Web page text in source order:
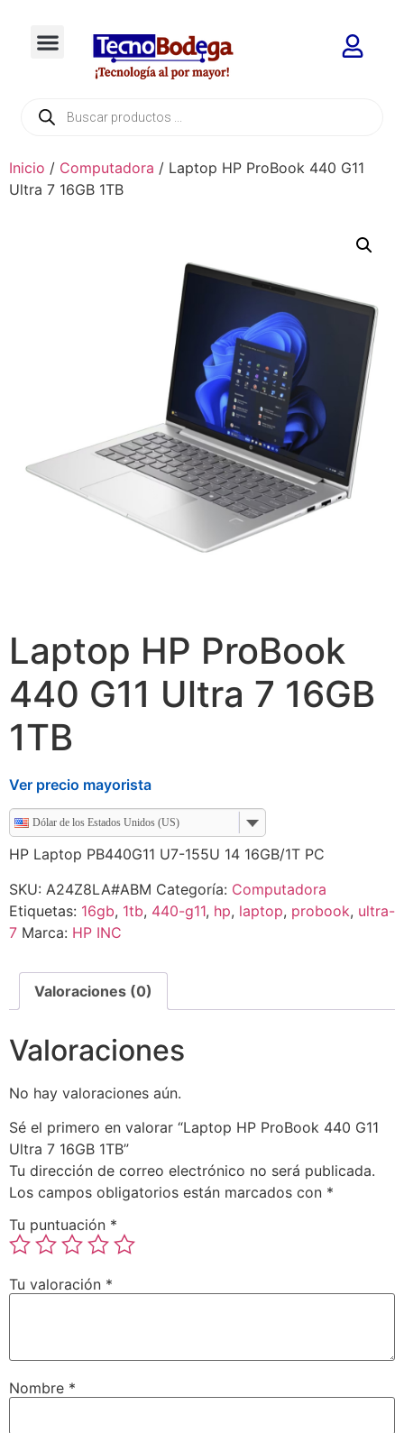
Inicio / Computadora / Laptop HP ProBook 440 G11
Ultra 7 16GB 1TB
Laptop HP ProBook
440 G11 Ultra 7 16GB
1TB
Ver precio mayorista
Dólar de los Estados Unidos (US)
HP Laptop PB440G11 U7-155U 14 16GB/1T PC
SKU: A24Z8LA#ABM Categoría: Computadora
Etiquetas: 16gb, 1tb, 440-g11, hp, laptop, probook, ultra-
7 Marca: HP INC
Valoraciones (0)
Valoraciones
No hay valoraciones aún.
Sé el primero en valorar “Laptop HP ProBook 440 G11
Ultra 7 16GB 1TB”
Tu dirección de correo electrónico no será publicada.
Los campos obligatorios están marcados con *
Tu puntuación *
Tu valoración *
Nombre *